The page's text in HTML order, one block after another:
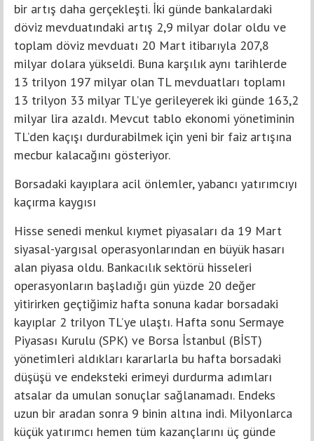
bir artış daha gerçekleşti. İki günde bankalardaki
döviz mevduatındaki artış 2,9 milyar dolar oldu ve
toplam döviz mevduatı 20 Mart itibarıyla 207,8
milyar dolara yükseldi. Buna karşılık aynı tarihlerde
13 trilyon 197 milyar olan TL mevduatları toplamı
13 trilyon 33 milyar TL’ye gerileyerek iki günde 163,2
milyar lira azaldı. Mevcut tablo ekonomi yönetiminin
TL’den kaçışı durdurabilmek için yeni bir faiz artışına
mecbur kalacağını gösteriyor.
Borsadaki kayıplara acil önlemler, yabancı yatırımcıyı
kaçırma kaygısı
Hisse senedi menkul kıymet piyasaları da 19 Mart
siyasal-yargısal operasyonlarından en büyük hasarı
alan piyasa oldu. Bankacılık sektörü hisseleri
operasyonların başladığı gün yüzde 20 değer
yitirirken geçtiğimiz hafta sonuna kadar borsadaki
kayıplar 2 trilyon TL’ye ulaştı. Hafta sonu Sermaye
Piyasası Kurulu (SPK) ve Borsa İstanbul (BİST)
yönetimleri aldıkları kararlarla bu hafta borsadaki
düşüşü ve endeksteki erimeyi durdurma adımları
atsalar da umulan sonuçlar sağlanamadı. Endeks
uzun bir aradan sonra 9 binin altına indi. Milyonlarca
küçük yatırımcı hemen tüm kazançlarını üç günde